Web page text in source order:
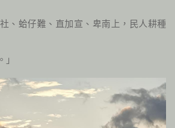
、蛤仔難、直加宣、卑南上，民人耕種